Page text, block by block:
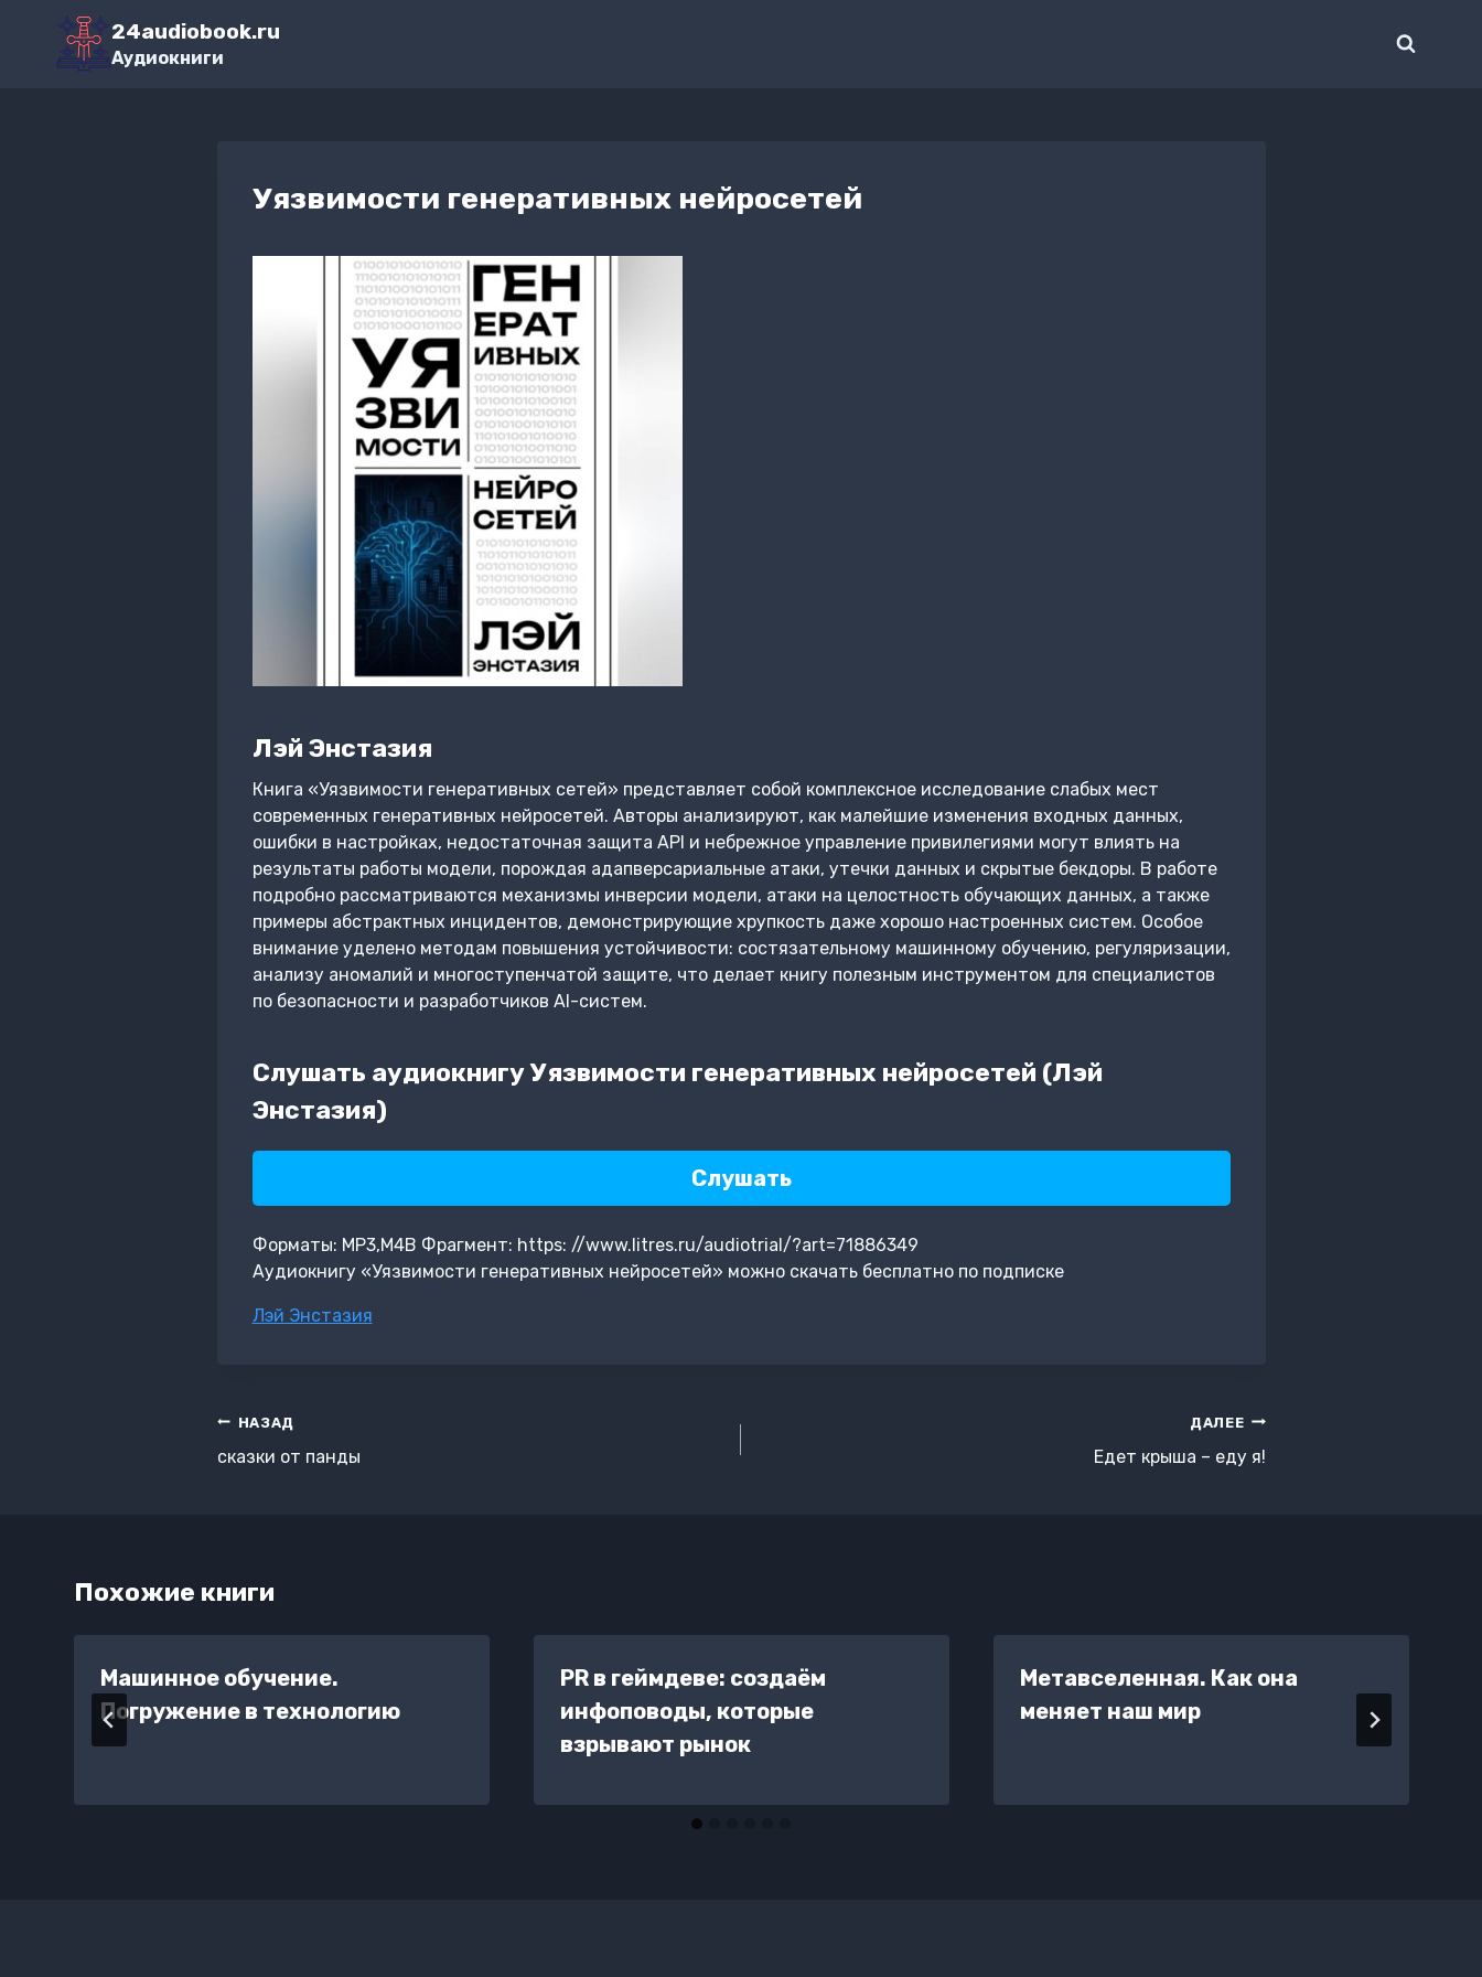
Перейти
содержимому
24audiobook.ru
Аудиокниги
Уязвимости генеративных нейросетей
Лэй Энстазия
Книга «Уязвимости генеративных сетей» представляет собой комплексное исследование слабых мест
современных генеративных нейросетей. Авторы анализируют, как малейшие изменения входных данных,
ошибки в настройках, недостаточная защита API и небрежное управление привилегиями могут влиять на
результаты работы модели, порождая адапверсариальные атаки, утечки данных и скрытые бекдоры. В работе
подробно рассматриваются механизмы инверсии модели, атаки на целостность обучающих данных, а также
примеры абстрактных инцидентов, демонстрирующие хрупкость даже хорошо настроенных систем. Особое
внимание уделено методам повышения устойчивости: состязательному машинному обучению, регуляризации,
анализу аномалий и многоступенчатой защите, что делает книгу полезным инструментом для специалистов
по безопасности и разработчиков AI-систем.
Слушать аудиокнигу Уязвимости генеративных нейросетей (Лэй
Энстазия)
Слушать
Форматы: MP3,M4B Фрагмент: https: //www.litres.ru/audiotrial/?art=71886349
Аудиокнигу «Уязвимости генеративных нейросетей» можно скачать бесплатно по подписке
Метки
Лэй Энстазия
Навигация
по
НАЗАД
сказки от панды
ДАЛЕЕ
Едет крыша – еду я!
Похожие книги
Машинное обучение.
Погружение в технологию
PR в геймдеве: создаём
инфоповоды, которые
взрывают рынок
Метавселенная. Как она
меняет наш мир